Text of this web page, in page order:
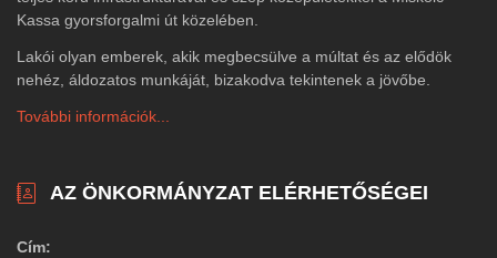
Kassa gyorsforgalmi út közelében.
Lakói olyan emberek, akik megbecsülve a múltat és az elődök
nehéz, áldozatos munkáját, bizakodva tekintenek a jövőbe.
További információk...
AZ ÖNKORMÁNYZAT ELÉRHETŐSÉGEI
Cím: